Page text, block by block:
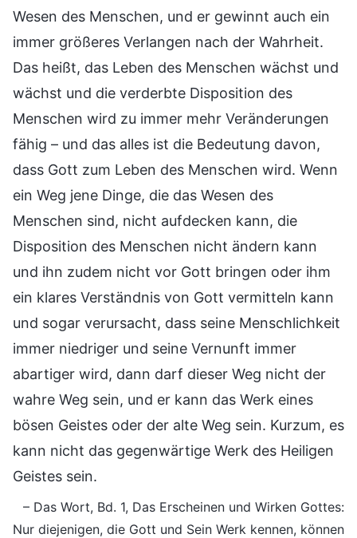
Wesen des Menschen, und er gewinnt auch ein
immer größeres Verlangen nach der Wahrheit.
Das heißt, das Leben des Menschen wächst und
wächst und die verderbte Disposition des
Menschen wird zu immer mehr Veränderungen
fähig – und das alles ist die Bedeutung davon,
dass Gott zum Leben des Menschen wird. Wenn
ein Weg jene Dinge, die das Wesen des
Menschen sind, nicht aufdecken kann, die
Disposition des Menschen nicht ändern kann
und ihn zudem nicht vor Gott bringen oder ihm
ein klares Verständnis von Gott vermitteln kann
und sogar verursacht, dass seine Menschlichkeit
immer niedriger und seine Vernunft immer
abartiger wird, dann darf dieser Weg nicht der
wahre Weg sein, und er kann das Werk eines
bösen Geistes oder der alte Weg sein. Kurzum, es
kann nicht das gegenwärtige Werk des Heiligen
Geistes sein.
– Das Wort, Bd. 1, Das Erscheinen und Wirken Gottes:
Nur diejenigen, die Gott und Sein Werk kennen, können